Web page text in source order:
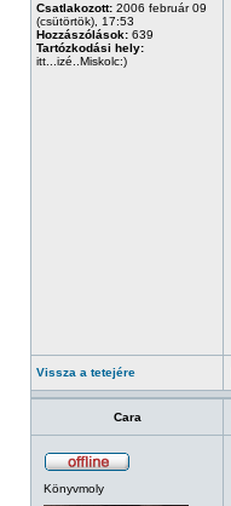
Csatlakozott: 2006 február 09
(csütörtök), 17:53
Hozzászólások: 639
Tartózkodási hely:
itt...izé..Miskolc:)
Vissza a tetejére
Cara
Könyvmoly